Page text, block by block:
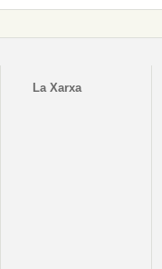
La Xarxa